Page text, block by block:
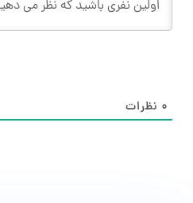
۰ نظرات